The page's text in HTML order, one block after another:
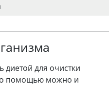
диетой для очистки
помощью можно и